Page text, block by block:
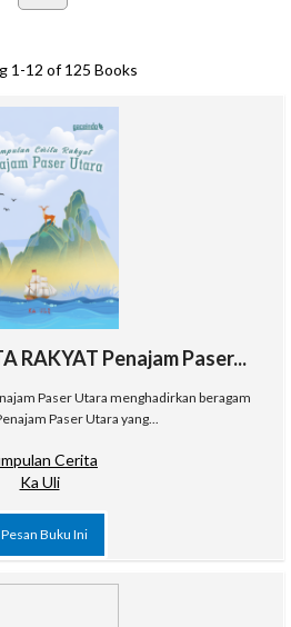
1-12 of 125 Books
RAKYAT Penajam Paser...
Paser Utara menghadirkan beragam
Paser Utara yang...
Cerita
Ka Uli
Pesan Buku Ini